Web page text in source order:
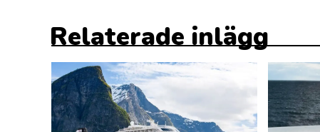
Relaterade inlägg